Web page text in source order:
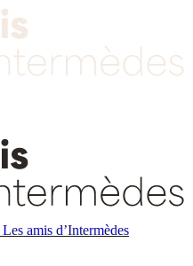
Les amis d’Intermèdes